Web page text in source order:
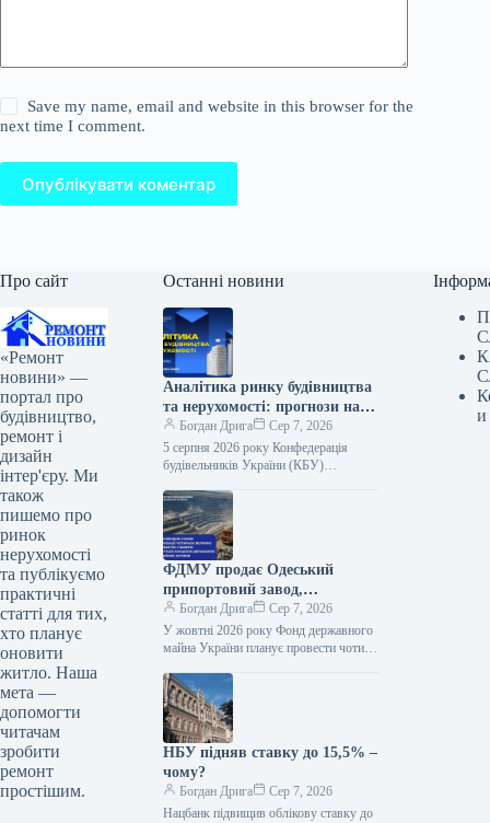
Save my name, email and website in this browser for the
next time I comment.
Опублікувати коментар
Про сайт
«Ремонт
новини» —
портал про
будівництво,
ремонт і
дизайн
інтер'єру. Ми
також
пишемо про
ринок
нерухомості
та публікуємо
практичні
статті для тих,
хто планує
оновити
житло. Наша
мета —
допомогти
читачам
зробити
ремонт
простішим.
Останні новини
Аналітика ринку будівництва
та нерухомості: прогнози на
перше півріччя 2026
Богдан Дрига
Сер 7, 2026
5 серпня 2026 року Конфедерація
будівельників України (КБУ)
аналітичної панелі на тему «Аналітика
ринку будівництва та нерухомості…
ФДМУ продає Одеський
припортовий завод,
“Сумихімпром” та два
конфісковані активи
Богдан Дрига
Сер 7, 2026
У жовтні 2026 року Фонд державного
майна України планує провести чотири
приватизації та конфіскованих
санкційних…
НБУ підняв ставку до 15,5% –
чому?
Богдан Дрига
Сер 7, 2026
Нацбанк підвищив облікову ставку до
и